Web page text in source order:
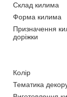
Склад килима
Форма килима
Призначення
доріжки
Колір
Тематика